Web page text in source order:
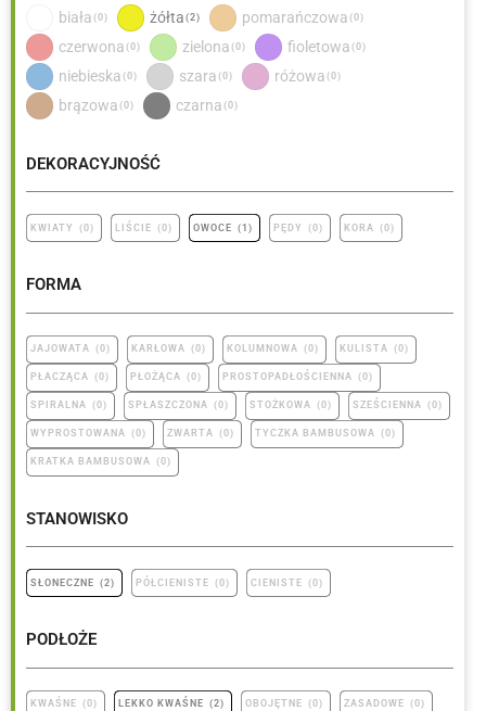
biała (0) żółta (2) pomarańczowa (0)
czerwona (0) zielona (0) fioletowa (0)
niebieska (0) szara (0) różowa (0)
brązowa (0) czarna (0)
DEKORACYJNOŚĆ
KWIATY (0) LIŚCIE (0) OWOCE (1 ) PĘDY (0) KORA (0)
FORMA
JAJOWATA (0) KARŁOWA (0) KOLUMNOWA (0) KULISTA (0)
PŁACZĄCA (0) PŁOŻĄCA (0) PROSTOPADŁOŚCIENNA (0)
SPIRALNA (0) SPŁASZCZONA (0) STOŻKOWA (0) SZEŚCIENNA (0)
WYPROSTOWANA (0) ZWARTA (0) TYCZKA BAMBUSOWA (0)
KRATKA BAMBUSOWA (0)
STANOWISKO
SŁONECZNE (2) PÓŁCIENISTE (0) CIENISTE (0)
PODŁOŻE
KWAŚNE (0) LEKKO KWAŚNE (2) OBOJĘTNE (0) ZASADOWE (0)